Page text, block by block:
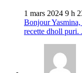
1 mars 2024 9 h
Bonjour Yasmina,
recette dholl puri.